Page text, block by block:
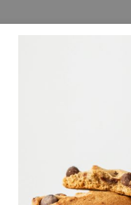
2 van de 2 gezien